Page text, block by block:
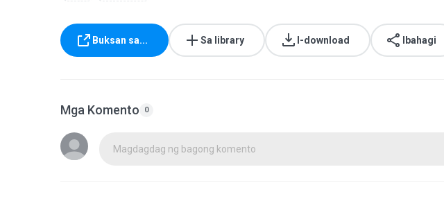
Buksan sa... Sa library I-download Ibahagi
Mga Komento 0
Magdagdag ng bagong komento